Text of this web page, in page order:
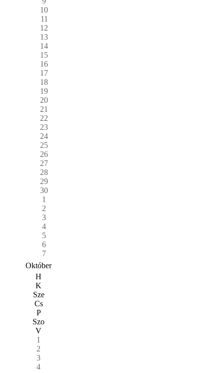
10
11
12
13
14
15
16
17
18
19
20
21
22
23
24
25
26
27
28
29
30
1
2
3
4
5
6
7
Október
H
K
Sze
Cs
P
Szo
V
1
2
3
4